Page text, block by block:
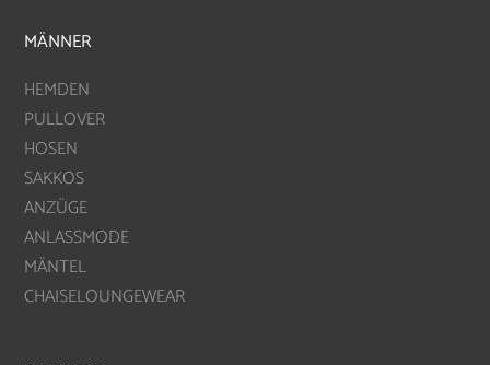
MÄNNER
HEMDEN
PULLOVER
HOSEN
SAKKOS
ANZÜGE
ANLASSMODE
MÄNTEL
CHAISELOUNGEWEAR